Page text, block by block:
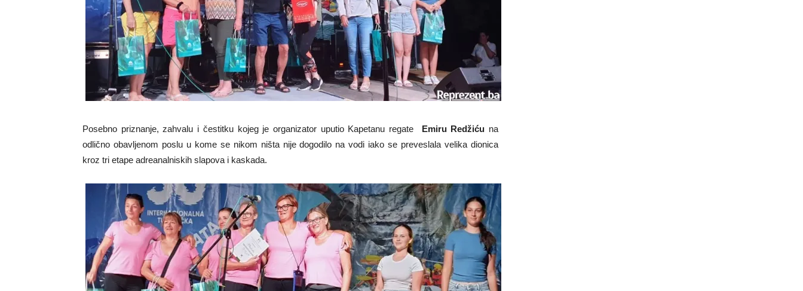
Posebno priznanje, zahvalu i čestitku kojeg je organizator uputio Kapetanu regate Emiru Redžiću na
odlično obavljenom poslu u kome se nikom ništa nije dogodilo na vodi iako se preveslala velika dionica
kroz tri etape adreanalniskih slapova i kaskada.